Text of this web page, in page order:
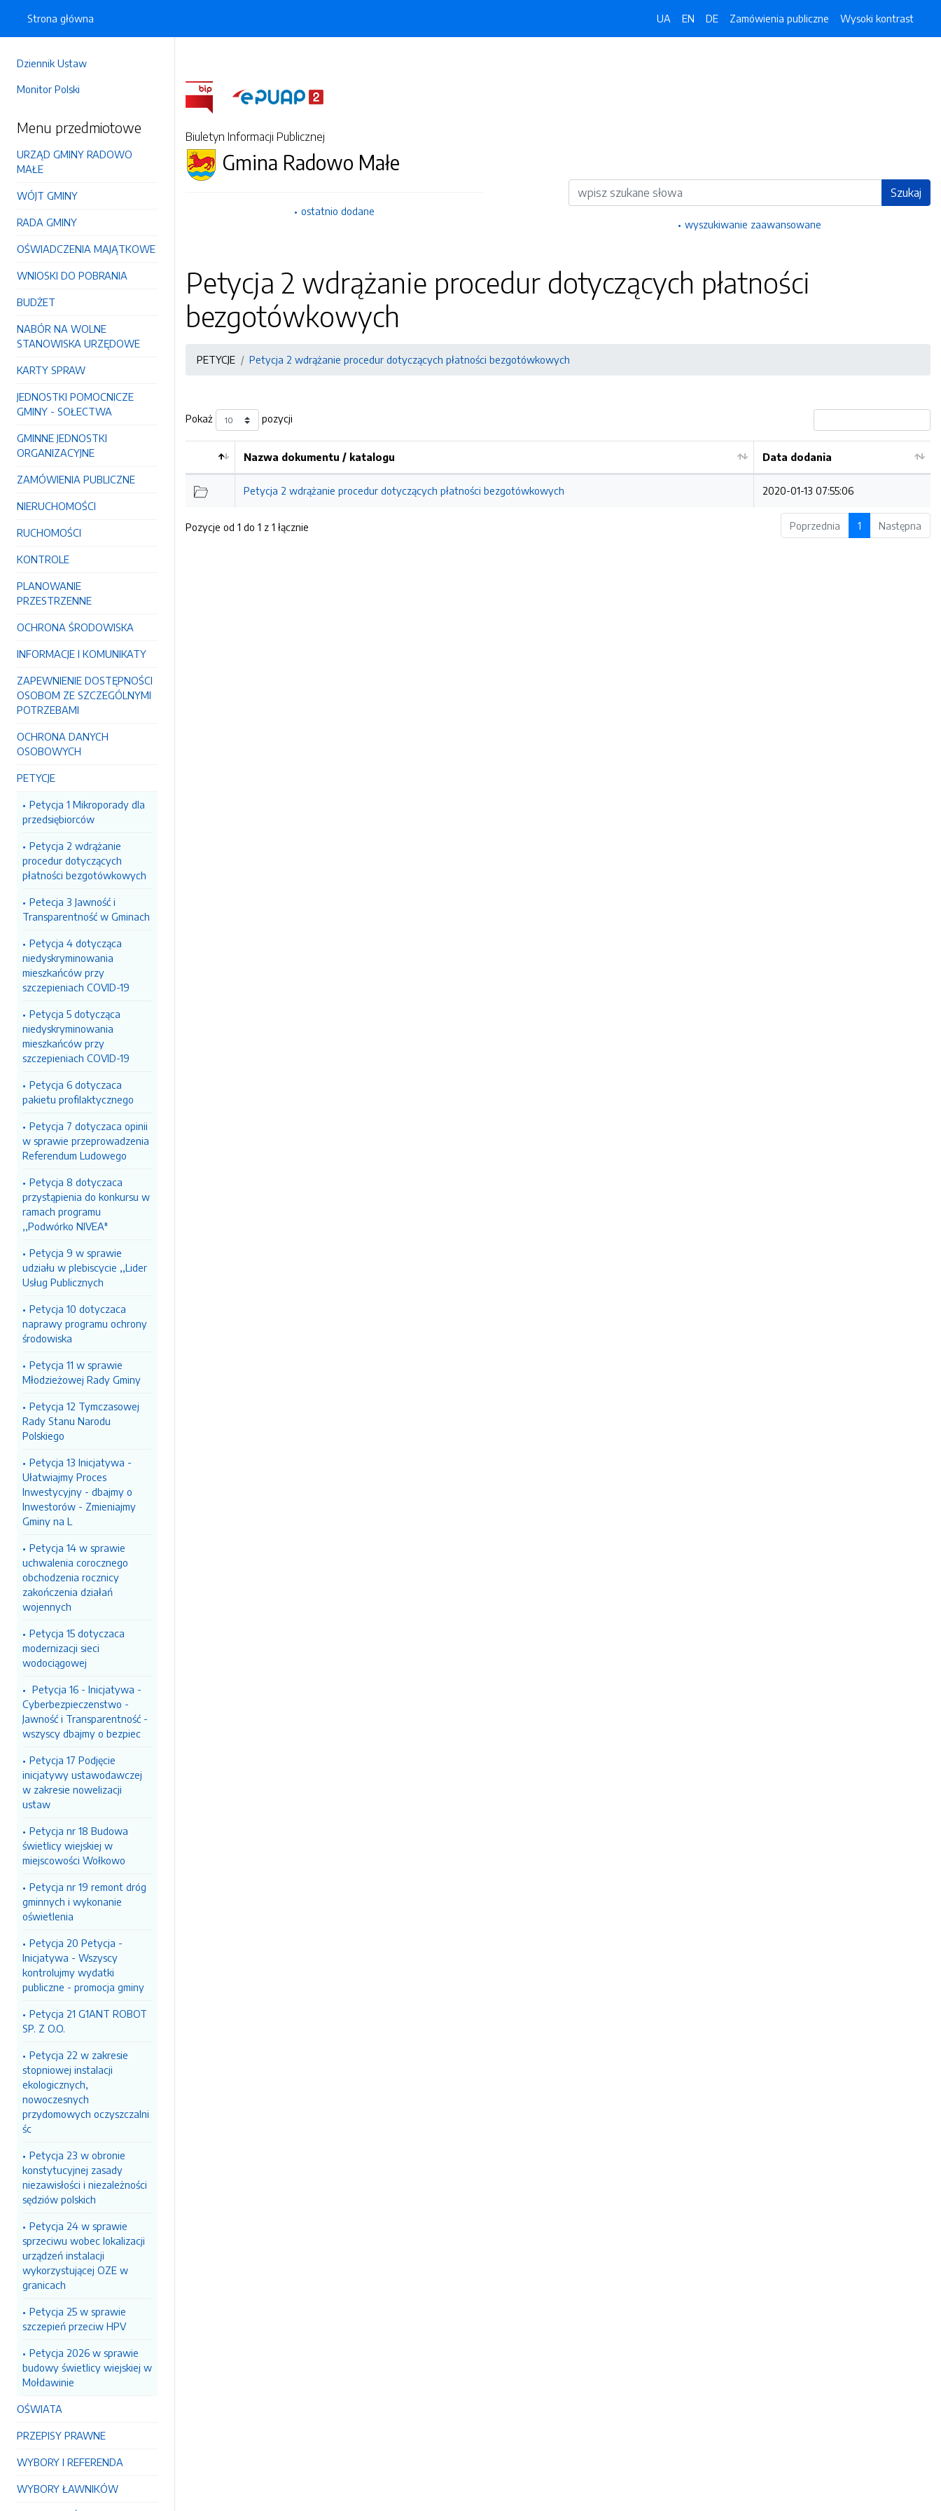
Dziennik Ustaw
Monitor Polski
Menu przedmiotowe
URZĄD GMINY RADOWO
MAŁE
WÓJT GMINY
RADA GMINY
OŚWIADCZENIA MAJĄTKOWE
WNIOSKI DO POBRANIA
BUDŻET
NABÓR NA WOLNE
STANOWISKA URZĘDOWE
KARTY SPRAW
JEDNOSTKI POMOCNICZE
GMINY - SOŁECTWA
GMINNE JEDNOSTKI
ORGANIZACYJNE
ZAMÓWIENIA PUBLICZNE
NIERUCHOMOŚCI
RUCHOMOŚCI
KONTROLE
PLANOWANIE
PRZESTRZENNE
OCHRONA ŚRODOWISKA
INFORMACJE I KOMUNIKATY
ZAPEWNIENIE DOSTĘPNOŚCI
OSOBOM ZE SZCZEGÓLNYMI
POTRZEBAMI
OCHRONA DANYCH
OSOBOWYCH
PETYCJE
Petycja 1 Mikroporady dla
przedsiębiorców
Petycja 2 wdrążanie
procedur dotyczących
płatności bezgotówkowych
Petecja 3 Jawność i
Transparentność w Gminach
Petycja 4 dotycząca
niedyskryminowania
mieszkańców przy
szczepieniach COVID-19
Petycja 5 dotycząca
niedyskryminowania
mieszkańców przy
szczepieniach COVID-19
Petycja 6 dotyczaca
pakietu profilaktycznego
Petycja 7 dotyczaca opinii
w sprawie przeprowadzenia
Referendum Ludowego
Petycja 8 dotyczaca
przystąpienia do konkursu w
ramach programu
,,Podwórko NIVEA"
Petycja 9 w sprawie
udziału w plebiscycie ,,Lider
Usług Publicznych
Petycja 10 dotyczaca
naprawy programu ochrony
środowiska
Petycja 11 w sprawie
Młodzieżowej Rady Gminy
Petycja 12 Tymczasowej
Rady Stanu Narodu
Polskiego
Petycja 13 Inicjatywa -
Ułatwiajmy Proces
Inwestycyjny - dbajmy o
Inwestorów - Zmieniajmy
Gminy na L
Petycja 14 w sprawie
uchwalenia corocznego
obchodzenia rocznicy
zakończenia działań
wojennych
Petycja 15 dotyczaca
modernizacji sieci
wodociągowej
Petycja 16 - Inicjatywa -
Cyberbezpieczenstwo -
Jawność i Transparentność -
wszyscy dbajmy o bezpiec
Petycja 17 Podjęcie
inicjatywy ustawodawczej
w zakresie nowelizacji
ustaw
Petycja nr 18 Budowa
świetlicy wiejskiej w
miejscowości Wołkowo
Petycja nr 19 remont dróg
gminnych i wykonanie
oświetlenia
Petycja 20 Petycja -
Inicjatywa - Wszyscy
kontrolujmy wydatki
publiczne - promocja gminy
Petycja 21 G1ANT ROBOT
SP. Z O.O.
Petycja 22 w zakresie
stopniowej instalacji
ekologicznych,
nowoczesnych
przydomowych oczyszczalni
śc
Petycja 23 w obronie
konstytucyjnej zasady
niezawisłości i niezależności
sędziów polskich
Petycja 24 w sprawie
sprzeciwu wobec lokalizacji
urządzeń instalacji
wykorzystującej OZE w
granicach
Petycja 25 w sprawie
szczepień przeciw HPV
Petycja 2026 w sprawie
budowy świetlicy wiejskiej w
Mołdawinie
OŚWIATA
PRZEPISY PRAWNE
WYBORY I REFERENDA
WYBORY ŁAWNIKÓW
Strona główna UA EN DE Zamówienia publiczne Wysoki kontrast
Biuletyn Informacji Publicznej
Gmina Radowo Małe
ostatnio dodane
Wyszukiwarka Szukaj
wyszukiwanie zaawansowane
Petycja 2 wdrążanie procedur dotyczących płatności
bezgotówkowych
PETYCJE Petycja 2 wdrążanie procedur dotyczących płatności bezgotówkowych
Pokaż pozycji
Kolejność
Nazwa dokumentu / katalogu Data dodania
Petycja 2 wdrążanie procedur dotyczących płatności bezgotówkowych 2020-01-13 07:55:06
Pozycje od 1 do 1 z 1 łącznie Poprzednia 1 Następna